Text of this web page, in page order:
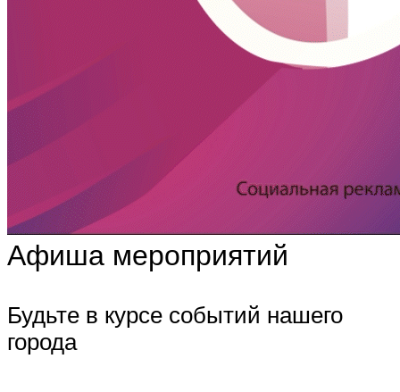
Афиша мероприятий
Будьте в курсе событий нашего
города